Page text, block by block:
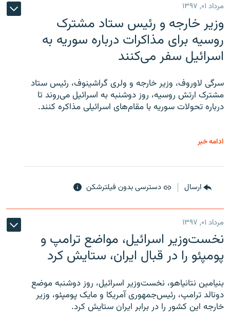
مرداد ۰۱, ۱۳۹۷
وزیر خارجه و رئیس‌ ستاد مشترک
روسیه برای مذاکرات درباره سوریه به
اسرائیل سفر می‌کنند
سرگی لاوروف، وزیر خارجه و ولری گراشینوف، رئیس ستاد
مشترک ارتش روسیه، روز دوشنبه به اسرائیل می‌روند تا
درباره تحولات سوریه با مقام‌های اسرائیلی مذاکره کنند.
ادامه خبر
ارسال دسترسی بدون فیلترشکن
مرداد ۰۱, ۱۳۹۷
نخست‌وزیر اسرائیل، مواضع ترامپ و
پومپئو را در قبال ایران، ستایش کرد
بنیامین نتانیاهو، نخست‌وزیر اسرائیل، روز دوشنبه موضع
دونالد ترامپ، رئیس‌جمهوری آمریکا و مایک پومپئو، وزیر
خارجه این کشور را در برابر ایران ستایش کرد.